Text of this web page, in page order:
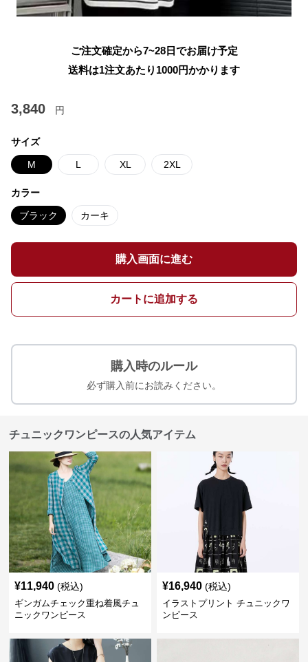
ご注文確定から7~28日でお届け予定
送料は1注文あたり 1000円かかります
3,840 円
サイズ
M L XL 2XL
カラー
ブラック カーキ
購入画面に進む
カートに追加する
購入時のルール
必ず購入前にお読みください。
チュニックワンピースの人気アイテム
¥11,940 (税込)
ギンガムチェック重ね着風チュ
ニックワンピース
¥16,940 (税込)
イラストプリント チュニックワ
ンピース